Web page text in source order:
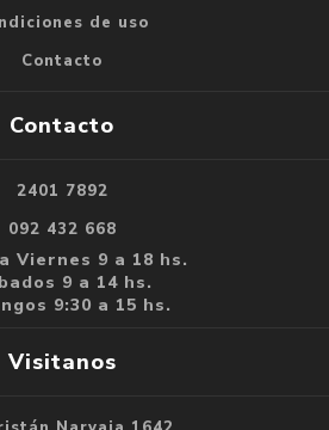
de uso
Contacto
Contacto
2401 7892
092 432 668
Viernes 9 a 18 hs.
9 a 14 hs.
9:30 a 15 hs.
Visitanos